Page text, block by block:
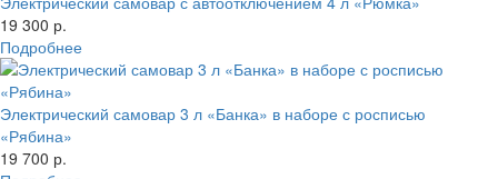
19 300 р.
Подробнее
Электрический самовар 3 л «Банка» в наборе с росписью
«Рябина»
19 700 р.